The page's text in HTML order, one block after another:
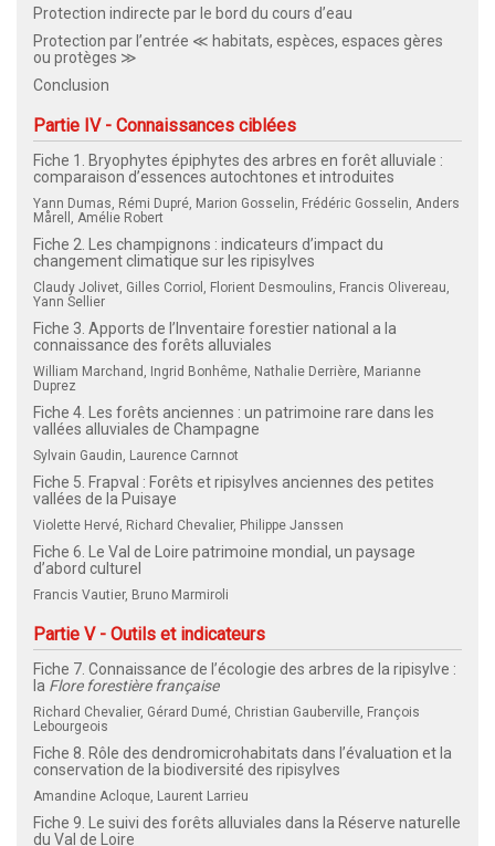
Protection indirecte par le bord du cours d’eau
Protection par l’entrée ≪ habitats, espèces, espaces gères
ou protèges ≫
Conclusion
Partie IV - Connaissances ciblées
Fiche 1. Bryophytes épiphytes des arbres en forêt alluviale :
comparaison d’essences autochtones et introduites
Yann Dumas, Rémi Dupré, Marion Gosselin, Frédéric Gosselin, Anders
Mårell, Amélie Robert
Fiche 2. Les champignons : indicateurs d’impact du
changement climatique sur les ripisylves
Claudy Jolivet, Gilles Corriol, Florient Desmoulins, Francis Olivereau,
Yann Sellier
Fiche 3. Apports de l’Inventaire forestier national a la
connaissance des forêts alluviales
William Marchand, Ingrid Bonhême, Nathalie Derrière, Marianne
Duprez
Fiche 4. Les forêts anciennes : un patrimoine rare dans les
vallées alluviales de Champagne
Sylvain Gaudin, Laurence Carnnot
Fiche 5. Frapval : Forêts et ripisylves anciennes des petites
vallées de la Puisaye
Violette Hervé, Richard Chevalier, Philippe Janssen
Fiche 6. Le Val de Loire patrimoine mondial, un paysage
d’abord culturel
Francis Vautier, Bruno Marmiroli
Partie V - Outils et indicateurs
Fiche 7. Connaissance de l’écologie des arbres de la ripisylve :
la Flore forestière française
Richard Chevalier, Gérard Dumé, Christian Gauberville, François
Lebourgeois
Fiche 8. Rôle des dendromicrohabitats dans l’évaluation et la
conservation de la biodiversité des ripisylves
Amandine Acloque, Laurent Larrieu
Fiche 9. Le suivi des forêts alluviales dans la Réserve naturelle
du Val de Loire